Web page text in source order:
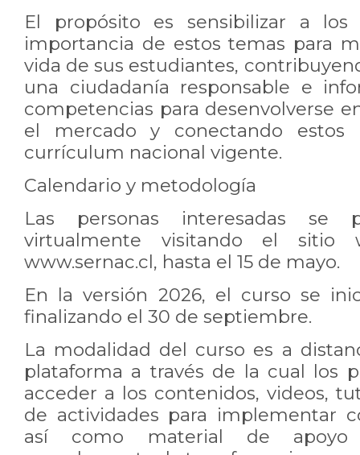
El propósito es sensibilizar a
importancia de estos temas para
vida de sus estudiantes,
una ciudadanía responsable e
competencias para desenvolverse
el mercado y conectando estos
currículum nacional vigente.
Calendario y metodología
Las personas interesadas se
virtualmente visitando el sitio
www.sernac.cl, hasta el 15 de mayo.
En la versión 2026, el curso se
finalizando el 30 de septiembre.
La modalidad del curso es a
plataforma a través de la cual los
acceder a los contenidos, videos,
de actividades para implementar
así como material de apoyo